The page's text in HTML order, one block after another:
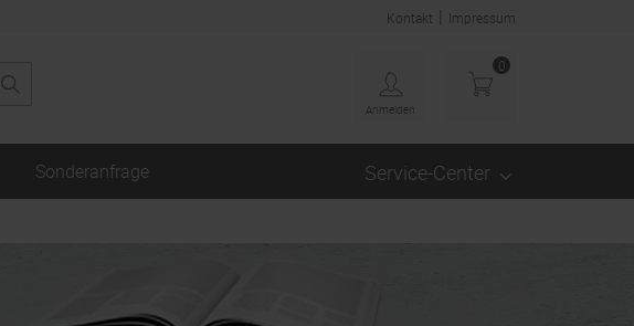
Kontakt Impressum
Anmelden
0
Sonderanfrage Service-Center